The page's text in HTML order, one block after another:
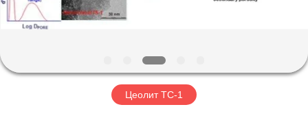
О
НАС
ПУТЕШЕСТВИЕ
Цеолит ТС-1